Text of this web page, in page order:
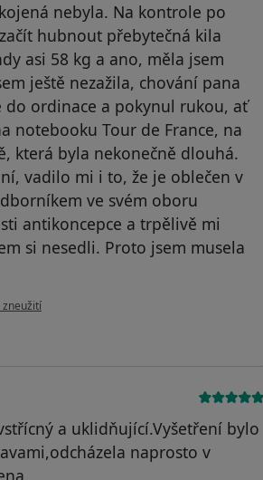
nebyla. Na kontrole po
hubnout přebytečná kila
asi 58 kg a ano, měla jsem
ještě nezažila, chování pana
ordinace a pokynul rukou, ať
notebooku Tour de France, na
která byla nekonečně dlouhá.
vadilo mi i to, že je oblečen v
ve svém oboru
antikoncepce a trpělivě mi
si nesedli. Proto jsem musela
uživatele Váš účet byl odstraněn
zneužití
a uklidňující.Vyšetření bylo
naprosto v